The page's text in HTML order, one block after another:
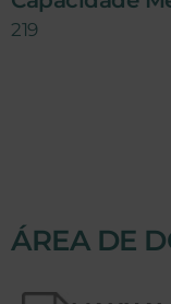
219
ÁREA DE